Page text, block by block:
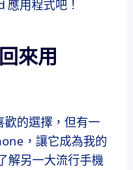
用程式吧！
來用
的選擇，但有一
，讓它成為我的
解另一大流行手機